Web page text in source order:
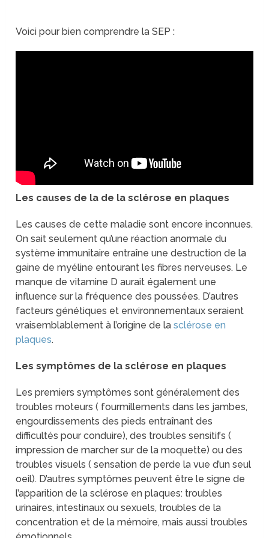
Voici pour bien comprendre la SEP :
Les causes de la de la sclérose en plaques
Les causes de cette maladie sont encore inconnues.
On sait seulement qu’une réaction anormale du
système immunitaire entraîne une destruction de la
gaine de myéline entourant les fibres nerveuses. Le
manque de vitamine D aurait également une
influence sur la fréquence des poussées. D’autres
facteurs génétiques et environnementaux seraient
vraisemblablement à l’origine de lasclérose en
plaques.
Les symptômes de la sclérose en plaques
Les premiers symptômes sont généralement des
troubles moteurs ( fourmillements dans les jambes,
engourdissements des pieds entraînant des
difficultés pour conduire), des troubles sensitifs (
impression de marcher sur de la moquette) ou des
troubles visuels ( sensation de perde la vue d’un seul
oeil). D’autres symptômes peuvent être le signe de
l’apparition de la sclérose en plaques: troubles
urinaires, intestinaux ou sexuels, troubles de la
concentration et de la mémoire, mais aussi troubles